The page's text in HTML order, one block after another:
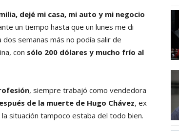
dejé mi casa, mi auto y mi negocio
un tiempo hasta que un lunes me di
semanas más no podía salir de
con sólo 200 dólares y mucho frío al
, siempre trabajó como vendedora
de la muerte de Hugo Chávez, ex
situación tampoco estaba del todo bien.